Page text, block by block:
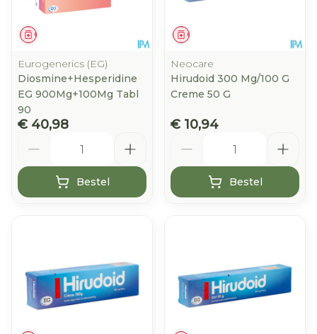
Geneesmiddel
Eurogenerics (EG)
Diosmine+Hesperidine
EG 900Mg+100Mg Tabl
90
€ 40,98
Bestel
Geneesmiddel
Neocare
Hirudoid 300 Mg/100 G
Creme 50 G
€ 10,94
Bestel